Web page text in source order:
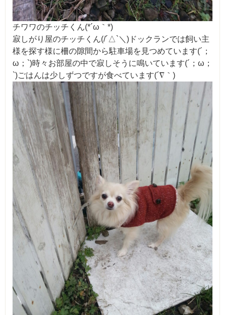
チワワのチッチくん(*´ω｀*)
寂しがり屋のチッチくん(/´△`＼)ドックランでは飼い主
様を探す様に柵の隙間から駐車場を見つめています(´；
ω；`)時々お部屋の中で寂しそうに鳴いています(´；ω；
`)ごはんは少しずつですが食べています(´∇｀)